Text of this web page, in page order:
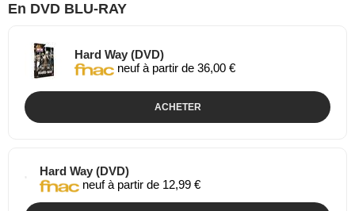
En DVD BLU-RAY
Hard Way (DVD)
neuf à partir de 36,00 €
ACHETER
Hard Way (DVD)
neuf à partir de 12,99 €